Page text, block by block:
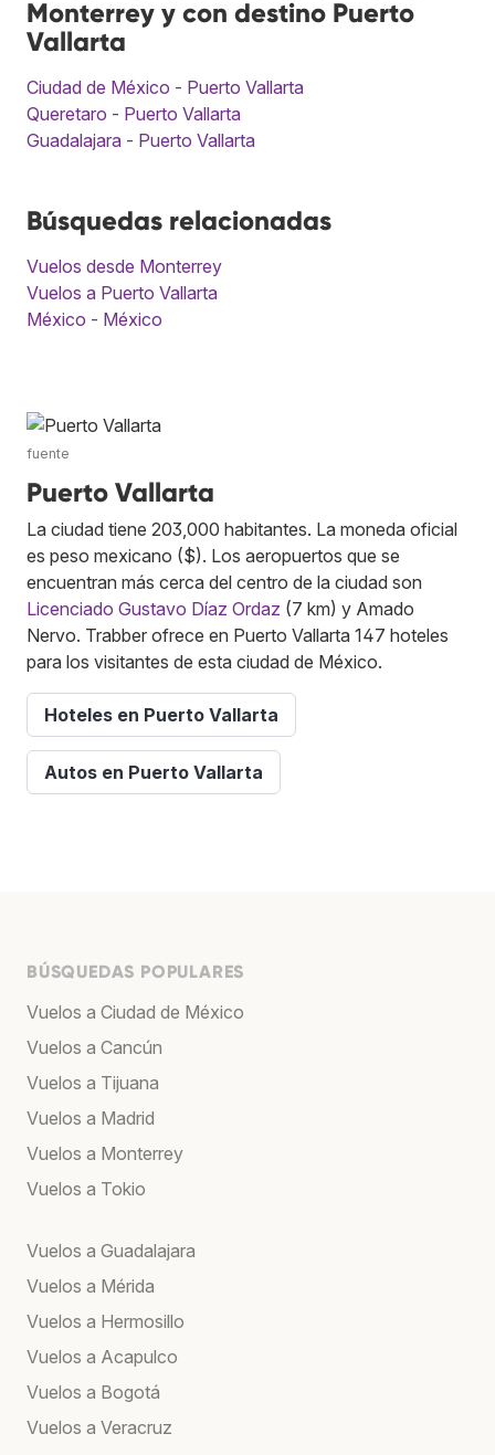
Monterrey y con destino Puerto
Vallarta
Ciudad de México - Puerto Vallarta
Queretaro - Puerto Vallarta
Guadalajara - Puerto Vallarta
Búsquedas relacionadas
Vuelos desde Monterrey
Vuelos a Puerto Vallarta
México - México
fuente
Puerto Vallarta
La ciudad tiene 203,000 habitantes. La moneda oficial
es peso mexicano ($). Los aeropuertos que se
encuentran más cerca del centro de la ciudad son
Licenciado Gustavo Díaz Ordaz (7 km) y Amado
Nervo. Trabber ofrece en Puerto Vallarta 147 hoteles
para los visitantes de esta ciudad de México.
Hoteles en Puerto Vallarta
Autos en Puerto Vallarta
BÚSQUEDAS POPULARES
Vuelos a Ciudad de México
Vuelos a Cancún
Vuelos a Tijuana
Vuelos a Madrid
Vuelos a Monterrey
Vuelos a Tokio
Vuelos a Guadalajara
Vuelos a Mérida
Vuelos a Hermosillo
Vuelos a Acapulco
Vuelos a Bogotá
Vuelos a Veracruz